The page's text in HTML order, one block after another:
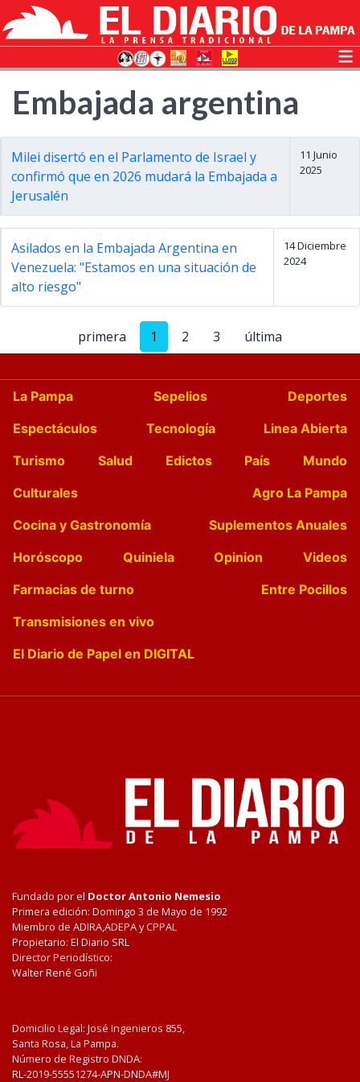
Embajada argentina
Milei disertó en el Parlamento de Israel y
confirmó que en 2026 mudará la Embajada a
Jerusalén
11 Junio
2025
Asilados en la Embajada Argentina en
Venezuela: "Estamos en una situación de
alto riesgo"
14 Diciembre
2024
primera 1 2 3 última
La Pampa Sepelios
Deportes
Espectáculos
Tecnología
Linea Abierta
Turismo
Salud Edictos País
Mundo
Culturales
Agro La Pampa
Cocina y Gastronomía
Suplementos Anuales
Horóscopo
Quiniela Opinion
Videos
Farmacias de turno
Entre Pocillos
Transmisiones en vivo
El Diario de Papel en DIGITAL
Fundado por el Doctor Antonio Nemesio
Primera edición: Domingo 3 de Mayo de 1992
Miembro de ADIRA,ADEPA y CPPAL
Propietario: El Diario SRL
Director Periodístico:
Walter René Goñi
Domicilio Legal: José Ingenieros 855,
Santa Rosa, La Pampa.
Número de Registro DNDA:
RL-2019-55551274-APN-DNDA#MJ